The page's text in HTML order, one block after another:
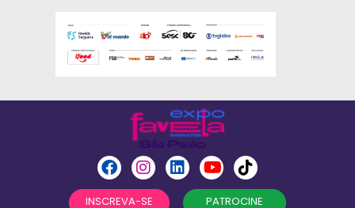
INSCREVA-SE PATROCINE